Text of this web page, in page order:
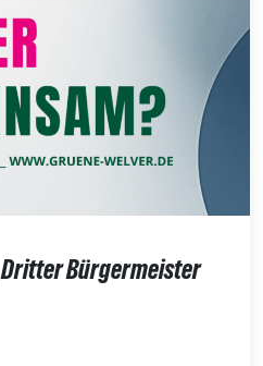
Bürgermeister